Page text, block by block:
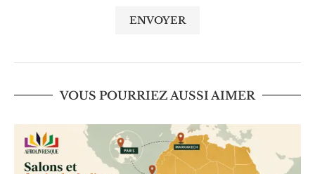
VOUS POURRIEZ AUSSI AIMER